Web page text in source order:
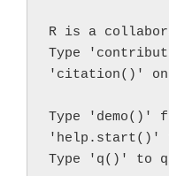
R is a
Type
'citation()' on
Type 'demo()'
'help.start()'
Type 'q()' to